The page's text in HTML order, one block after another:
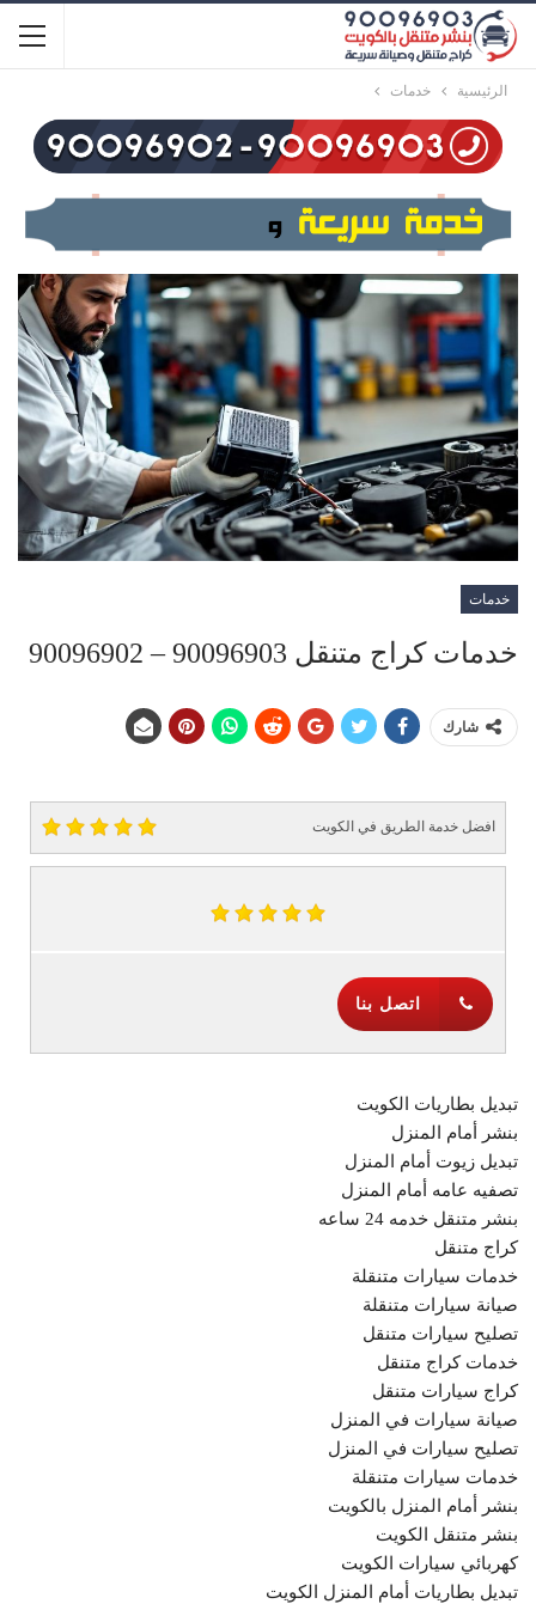
الرئيسية خدمات
خدمات
خدمات كراج متنقل 90096903 – 90096902
شارك
افضل خدمة الطريق في الكويت
اتصل بنا
تبديل بطاريات الكويت
بنشر أمام المنزل
تبديل زيوت أمام المنزل
تصفيه عامه أمام المنزل
بنشر متنقل خدمه 24 ساعه
كراج متنقل
خدمات سيارات متنقلة
صيانة سيارات متنقلة
تصليح سيارات متنقل
خدمات كراج متنقل
كراج سيارات متنقل
صيانة سيارات في المنزل
تصليح سيارات في المنزل
خدمات سيارات متنقلة
بنشر أمام المنزل بالكويت
بنشر متنقل الكويت
كهربائي سيارات الكويت
تبديل بطاريات أمام المنزل الكويت